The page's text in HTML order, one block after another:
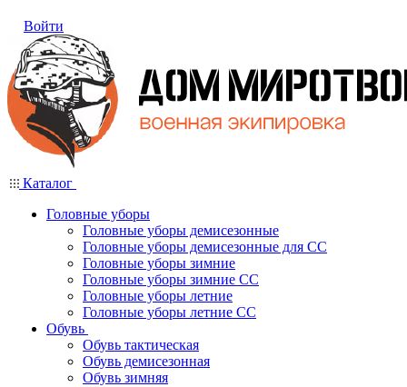
Войти
Каталог
Головные уборы
Головные уборы демисезонные
Головные уборы демисезонные для СС
Головные уборы зимние
Головные уборы зимние СС
Головные уборы летние
Головные уборы летние СС
Обувь
Обувь тактическая
Обувь демисезонная
Обувь зимняя